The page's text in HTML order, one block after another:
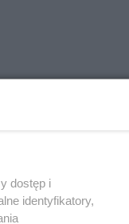
dostęp i
identyfikatory,